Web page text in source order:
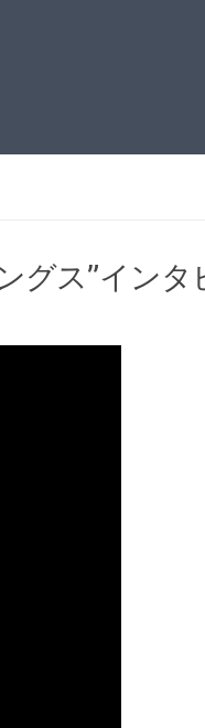
グス”インタ